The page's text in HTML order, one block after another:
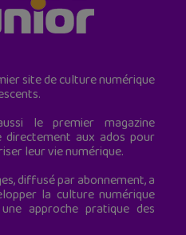
site de culture numérique
le premier magazine
directement aux ados pour
leur vie numérique.
diffusé par abonnement, a
la culture numérique
approche pratique des